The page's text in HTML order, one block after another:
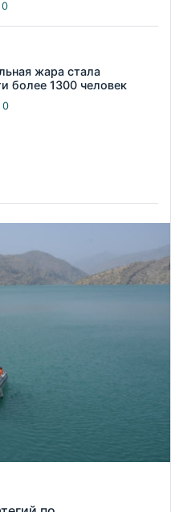
0
жара стала
более 1300 человек
0